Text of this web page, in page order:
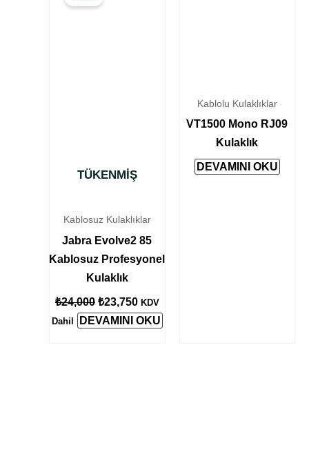
TÜKENMIŞ
Kablosuz Kulaklıklar
Jabra Evolve2 85
Kablosuz Profesyonel
Kulaklık
₺24,000
₺24,000.
₺23,750 KDV
Dahil
DEVAMINI OKU
Kablolu Kulaklıklar
VT1500 Mono RJ09
Kulaklık
DEVAMINI OKU